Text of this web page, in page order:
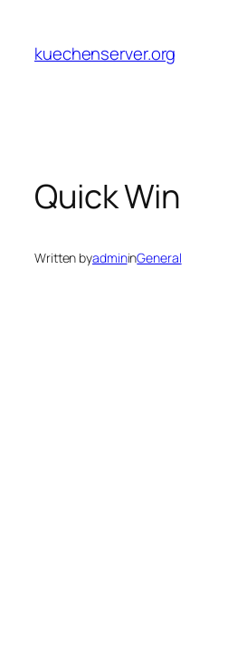
content
kuechenserver.org
Quick Win
Written byadmininGeneral